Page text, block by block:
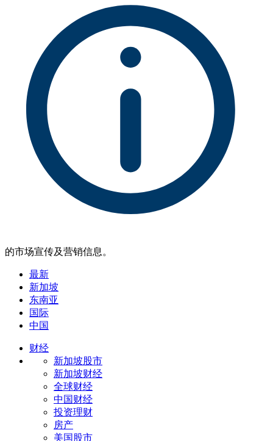
的市场宣传及营销信息。
最新
新加坡
东南亚
国际
中国
财经
新加坡股市
新加坡财经
全球财经
中国财经
投资理财
房产
美国股市